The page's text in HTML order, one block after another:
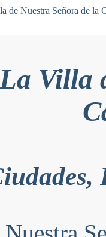
La Villa